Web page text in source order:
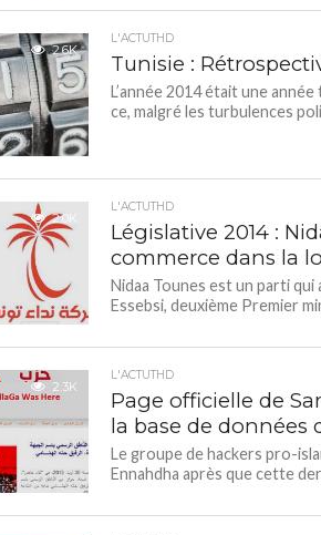
2.6K
L'ACTUTHD
Tunisie :
L’année 2014 était une
ce, malgré les turbulences
2.0K
L'ACTUTHD
Législative 2014 :
commerce dans la
Nidaa Tounes est un parti qui
Essebsi, deuxième Premier
2.3K
L'ACTUTHD
Page officielle de
la base de données
Le groupe de hackers pro-
Ennahdha après que cette